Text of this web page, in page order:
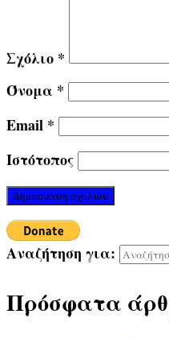
Σχόλιο *
Όνομα *
Email *
Ιστότοπος
Αναζήτηση για:
Πρόσφατα